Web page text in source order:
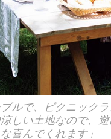
ルで、ピクニックラ
涼しい土地なので、
喜んでくれます」